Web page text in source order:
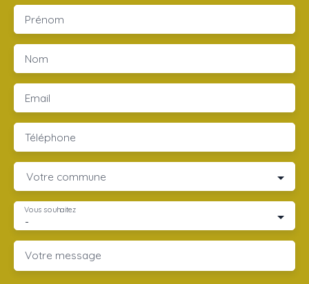
Prénom
Nom
Email
Téléphone
Votre commune
-
Vous souhaitez
Votre message